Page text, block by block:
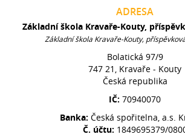
ADRESA
Základní škola Kravaře-Kouty,
Základní škola Kravaře-Kouty,
Bolatická 97/9
747 21, Kravaře - Kouty
Česká republika
IČ:70940070
Banka:Česká spořitelna, a.s.
Č. účtu: 1849695379/